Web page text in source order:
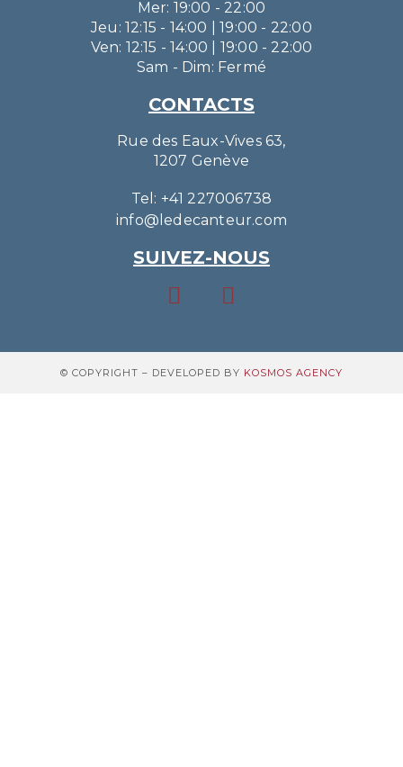
Mer: 19:00 - 22:00
Jeu: 12:15 - 14:00 | 19:00 - 22:00
Ven: 12:15 - 14:00 | 19:00 - 22:00
Sam - Dim: Fermé
CONTACTS
Rue des Eaux-Vives 63,
1207 Genève
Tel: +41 227006738
info@ledecanteur.com
SUIVEZ-NOUS
© COPYRIGHT – DEVELOPED BY KOSMOS AGENCY